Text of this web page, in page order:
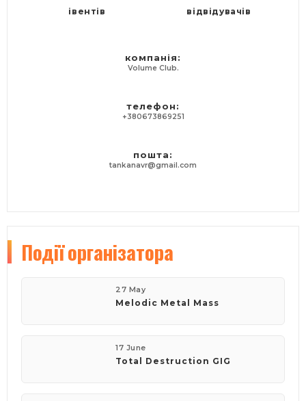
івентів відвідувачів
компанія:
Volume Club.
телефон:
+380673869251
пошта:
tankanavr@gmail.com
Подіїорганізатора
27 May
Melodic Metal Mass
17 June
​Total Destruction GIG